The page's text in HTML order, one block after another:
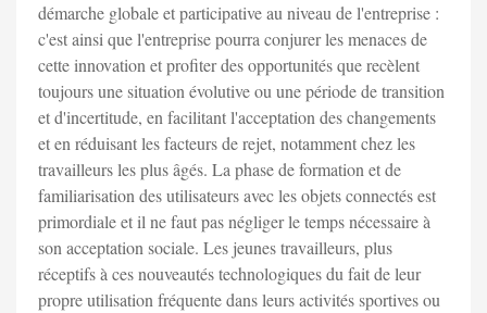
démarche globale et participative au niveau de l'entreprise :
c'est ainsi que l'entreprise pourra conjurer les menaces de
cette innovation et profiter des opportunités que recèlent
toujours une situation évolutive ou une période de transition
et d'incertitude, en facilitant l'acceptation des changements
et en réduisant les facteurs de rejet, notamment chez les
travailleurs les plus âgés. La phase de formation et de
familiarisation des utilisateurs avec les objets connectés est
primordiale et il ne faut pas négliger le temps nécessaire à
son acceptation sociale. Les jeunes travailleurs, plus
réceptifs à ces nouveautés technologiques du fait de leur
propre utilisation fréquente dans leurs activités sportives ou